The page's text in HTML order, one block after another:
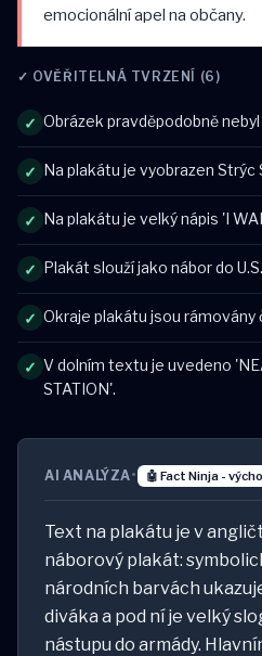
emocionální apel na občany.
✓ OVĚŘITELNÁ TVRZENÍ (6)
✓ Obrázek pravděpodobně
✓ Na plakátu je vyobrazen Strýc
✓ Na plakátu je velký nápis 'I
✓ Plakát slouží jako nábor do
✓ Okraje plakátu jsou rámovány
✓ V dolním textu je uvedeno
STATION'.
AI ANALÝZA• 🤖 Fact Ninja -
Text na plakátu je v
náborový plakát:
národních barvách
diváka a pod ní je velký
nástupu do armády.